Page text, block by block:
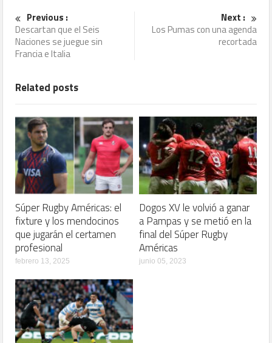
Previous :
Descartan que el Seis
Naciones se juegue sin
Francia e Italia
Next :
Los Pumas con una agenda
recortada
Related posts
Súper Rugby Américas: el
fixture y los mendocinos
que jugarán el certamen
profesional
febrero 13, 2025
Dogos XV le volvió a ganar
a Pampas y se metió en la
final del Súper Rugby
Américas
junio 05, 2023